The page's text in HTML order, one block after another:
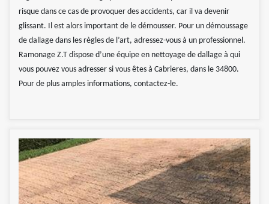
risque dans ce cas de provoquer des accidents, car il va devenir
glissant. Il est alors important de le démousser. Pour un démoussage
de dallage dans les règles de l’art, adressez-vous à un professionnel.
Ramonage Z.T dispose d’une équipe en nettoyage de dallage à qui
vous pouvez vous adresser si vous êtes à Cabrieres, dans le 34800.
Pour de plus amples informations, contactez-le.